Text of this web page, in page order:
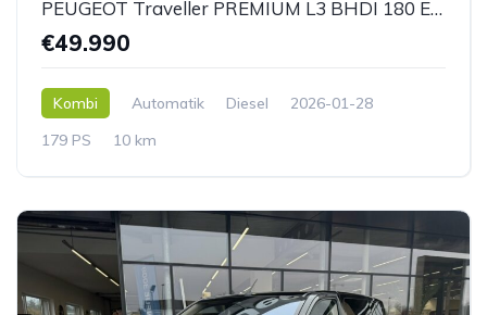
PEUGEOT Traveller PREMIUM L3 BHDI 180 EAT8
€49.990
Kombi Automatik Diesel
2026-01-28
179 PS
10 km